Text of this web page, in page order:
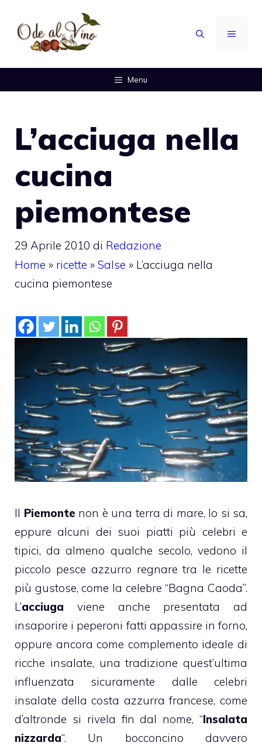
contenuto
MENU
Menu
L’acciuga nella
cucina
piemontese
29 Aprile 2010 di Redazione
Home » ricette » Salse » L’acciuga nella
cucina piemontese
Il Piemonte non è una terra di mare, lo si sa,
eppure alcuni dei suoi piatti più celebri e
tipici, da almeno qualche secolo, vedono il
piccolo pesce azzurro regnare tra le ricette
più gustose, come la celebre “Bagna Caoda”.
L’acciuga viene anche presentata ad
insaporire i peperoni fatti appassire in forno,
oppure ancora come complemento ideale di
ricche insalate, una tradizione quest’ultima
influenzata sicuramente dalle celebri
insalate della costa azzurra francese, come
d’altronde si rivela fin dal nome, “Insalata
nizzarda“. Un bocconcino davvero